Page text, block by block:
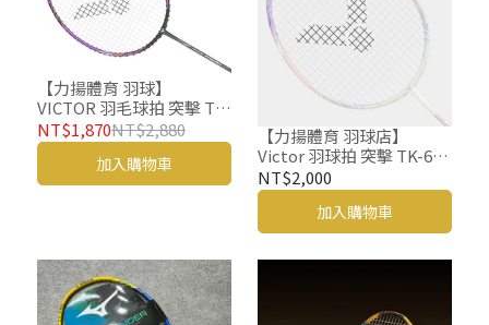
【力揚體育 羽球】
VICTOR 羽毛球拍 突擊 TK-
RYUGA CLS J 勝利 羽球拍
小龍牙 龍牙
NT$1,870NT$2,880
加入購物車
【力揚體育 羽球店】
Victor 羽球拍 突擊 TK-66
AJ 超輕拍 勝利 羽毛球拍
TK66
NT$2,000
加入購物車